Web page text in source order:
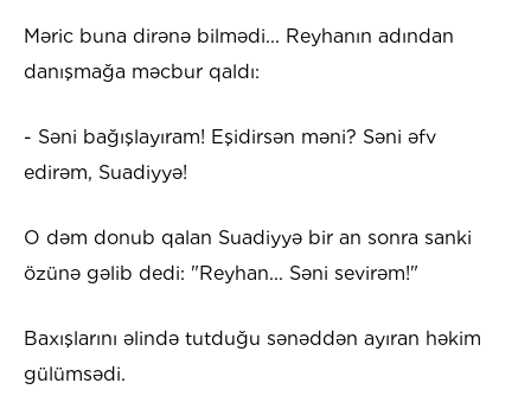
Məric buna dirənə bilmədi... Reyhanın adından
danışmağa məcbur qaldı:
- Səni bağışlayıram! Eşidirsən məni? Səni əfv
edirəm, Suadiyyə!
O dəm donub qalan Suadiyyə bir an sonra sanki
özünə gəlib dedi: "Reyhan... Səni sevirəm!"
Baxışlarını əlində tutduğu sənəddən ayıran həkim
gülümsədi.